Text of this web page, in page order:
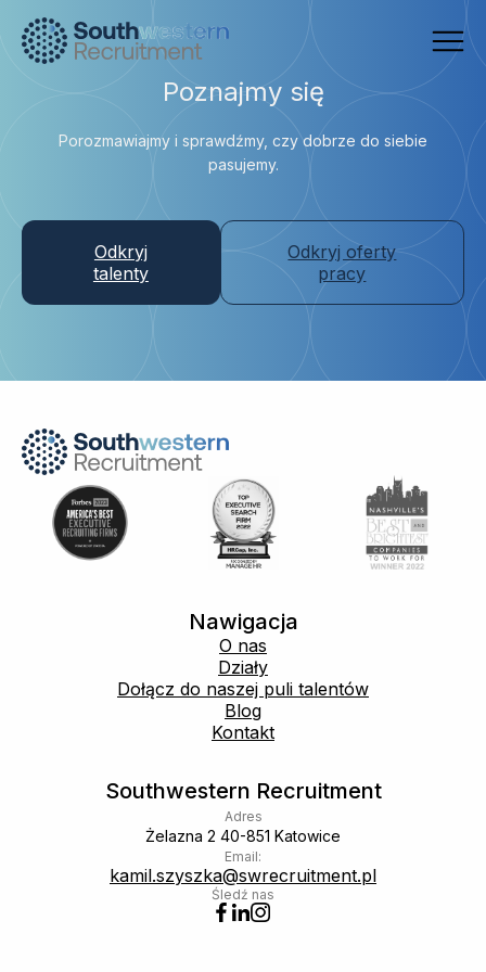
Poznajmy się
Porozmawiajmy i sprawdźmy, czy dobrze do siebie
pasujemy.
Odkryj
talenty
Odkryj oferty
pracy
Nawigacja
O nas
Działy
Dołącz do naszej puli talentów
Blog
Kontakt
Southwestern Recruitment
Adres
Żelazna 2 40-851 Katowice
Email:
kamil.szyszka@swrecruitment.pl
Śledź nas